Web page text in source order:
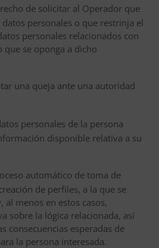
de solicitar al Operador que
personales o que restrinja el
personales relacionados con
que se oponga a dicho
una queja ante una autoridad
personales de la persona
disponible relativa a su
automático de toma de
de perfiles, a la que se
al menos en estos casos,
sobre la lógica relacionada, así
consecuencias esperadas de
la persona interesada.